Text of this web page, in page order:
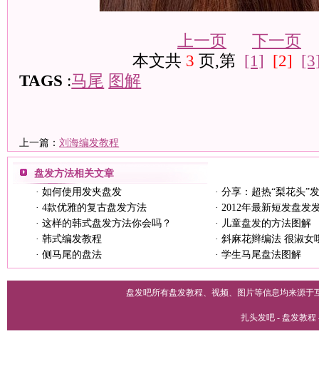
上一页
下一页
本文共 3 页,第 [1] [2]
TAGS :马尾 图解
上一篇：刘海编发教程
盘发方法相关文章
· 如何使用发夹盘发 · 分享：超热“梨花头”
· 4款优雅的复古盘发方法 · 2012年最新短发盘发
· 这样的韩式盘发方法你会吗？ · 儿童盘发的方法图解
· 韩式编发教程 · 斜麻花辫编法 很淑女
· 侧马尾的盘法 · 学生马尾盘法图解
盘发吧所有盘发教程、视频、图片等信息均来源
扎头发吧 - 盘发教